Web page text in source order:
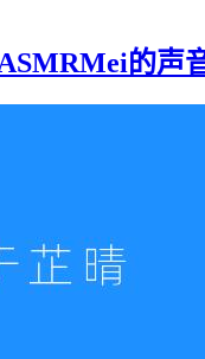
的声